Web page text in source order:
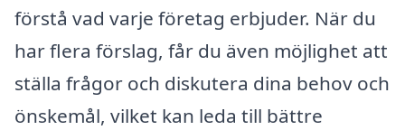
förstå vad varje företag erbjuder. När du
har flera förslag, får du även möjlighet att
ställa frågor och diskutera dina behov och
önskemål, vilket kan leda till bättre